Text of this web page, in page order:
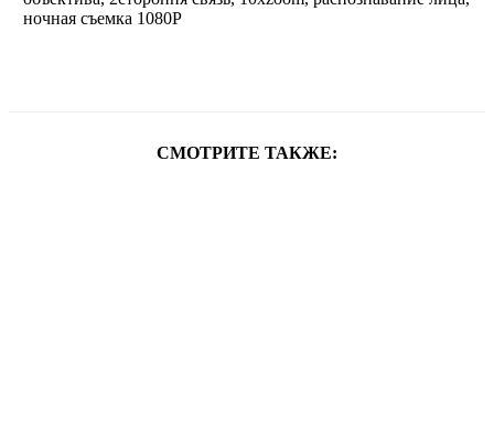
СМОТРИТЕ ТАКЖЕ: